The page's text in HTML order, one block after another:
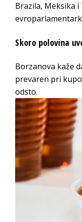
Brazila, Meksika
Skoro polovina
Borzanova kaže
prevaren pri
odsto.